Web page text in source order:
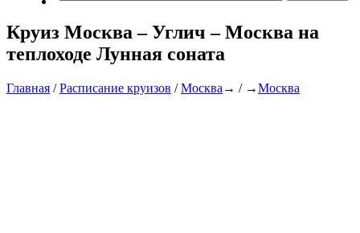
Круиз Москва – Углич – Москва на
теплоходе Лунная соната
Главная /Расписание круизов /Москва → / →Москва